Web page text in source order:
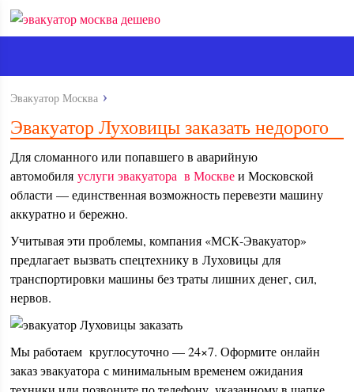
Эвакуатор Москва
Эвакуатор Луховицы заказать недорого
Для сломанного или попавшего в аварийную
автомобиляуслуги эвакуатора в Москвеи Московской
области — единственная возможность перевезти машину
аккуратно и бережно.
Учитывая эти проблемы, компания «МСК-Эвакуатор»
предлагает вызвать спецтехнику в Луховицы для
транспортировки машины без траты лишних денег, сил,
нервов.
Мы работаем круглосуточно — 24×7. Оформите онлайн
заказ эвакуатора с минимальным временем ожидания